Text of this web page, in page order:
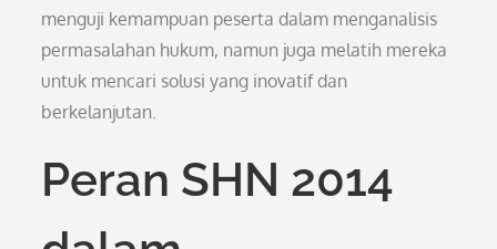
menguji kemampuan peserta dalam menganalisis
permasalahan hukum, namun juga melatih mereka
untuk mencari solusi yang inovatif dan
berkelanjutan.
Peran SHN 2014